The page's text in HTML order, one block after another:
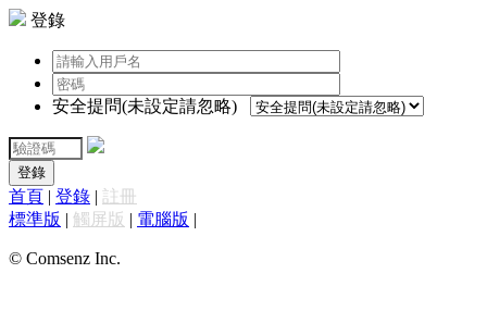
登錄
安全提問(未設定請忽略)
登錄
首頁 | 登錄 | 註冊
標準版 | 觸屏版 | 電腦版 |
© Comsenz Inc.